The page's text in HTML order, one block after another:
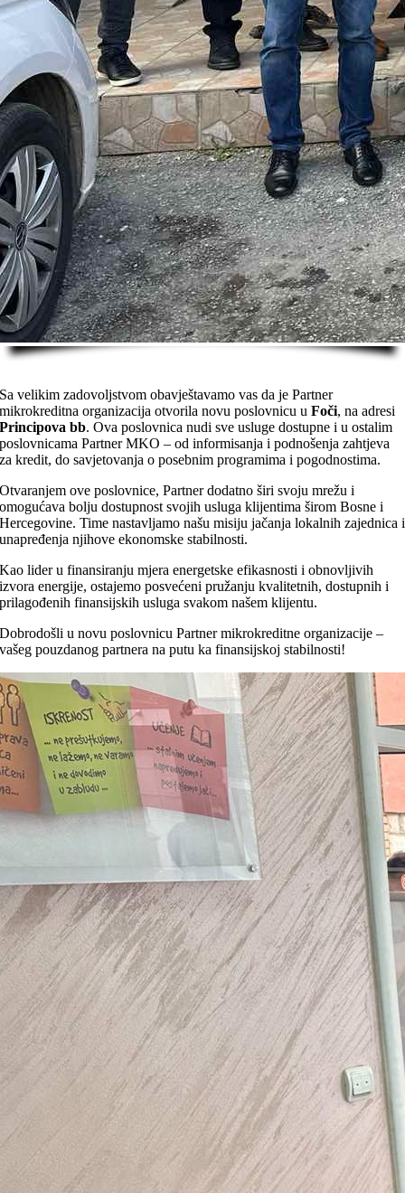
Sa velikim zadovoljstvom obavještavamo vas da je Partner
mikrokreditna organizacija otvorila novu poslovnicu uFoči, na adresi
Principova bb. Ova poslovnica nudi sve usluge dostupne i u ostalim
poslovnicama Partner MKO – od informisanja i podnošenja zahtjeva
za kredit, do savjetovanja o posebnim programima i pogodnostima.
Otvaranjem ove poslovnice, Partner dodatno širi svoju mrežu i
omogućava bolju dostupnost svojih usluga klijentima širom Bosne i
Hercegovine. Time nastavljamo našu misiju jačanja lokalnih zajednica i
unapređenja njihove ekonomske stabilnosti.
Kao lider u finansiranju mjera energetske efikasnosti i obnovljivih
izvora energije, ostajemo posvećeni pružanju kvalitetnih, dostupnih i
prilagođenih finansijskih usluga svakom našem klijentu.
Dobrodošli u novu poslovnicu Partner mikrokreditne organizacije –
vašeg pouzdanog partnera na putu ka finansijskoj stabilnosti!